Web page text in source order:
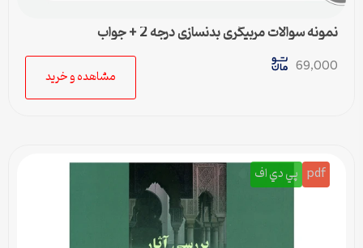
نمونه سوالات مربیگری بدنسازی درجه 2 + جواب
69,000
مشاهده و خرید
pdf پي دي اف